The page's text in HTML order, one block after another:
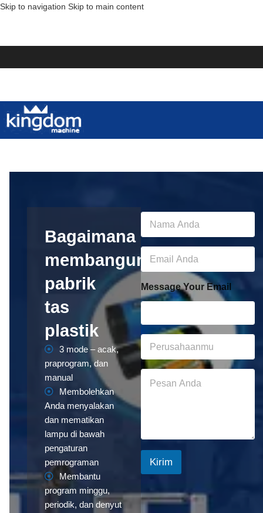
Skip to navigation Skip to main content
Bagaimana
membangun
pabrik
tas
plastik
3 mode – acak,
praprogram, dan
manual
Membolehkan
Anda menyalakan
dan mematikan
lampu di bawah
pengaturan
pemrograman
Membantu
program minggu,
periodik, dan denyut
Y
u
r
N
a
m
e
*
Y
o
u
r
E
m
l
*
Message Your Email
Y
o
u
r
m
n
y
Y
r
s
s
g
*
Kirim